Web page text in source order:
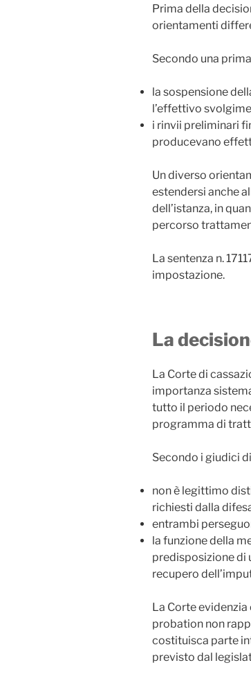
Prima della
orientamenti
Secondo una
la sospensione
l’effettivo
i rinvii preliminari
producevano
Un diverso
estendersi anche
dell’istanza, in
percorso
La sentenza n.
impostazione.
La
La Corte di
importanza
tutto il periodo
programma di
Secondo i giudici
non è legittimo
richiesti dalla
entrambi
la funzione della
predisposizione di
recupero
La Corte
probation non
costituisca parte
previsto dal